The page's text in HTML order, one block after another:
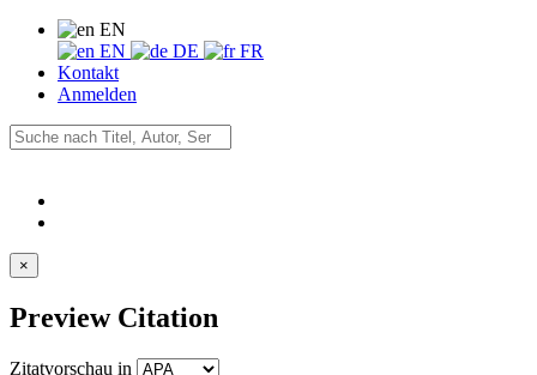
EN
EN
DE
FR
Kontakt
Anmelden
×
Preview Citation
Zitatvorschau in